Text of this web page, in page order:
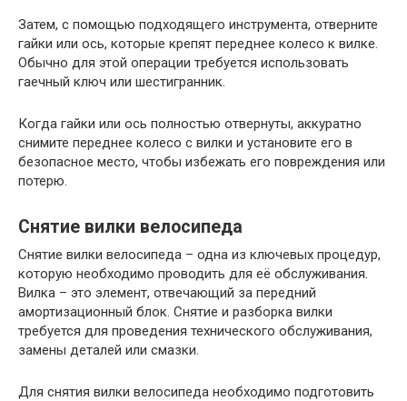
Затем, с помощью подходящего инструмента, отверните
гайки или ось, которые крепят переднее колесо к вилке.
Обычно для этой операции требуется использовать
гаечный ключ или шестигранник.
Когда гайки или ось полностью отвернуты, аккуратно
снимите переднее колесо с вилки и установите его в
безопасное место, чтобы избежать его повреждения или
потерю.
Снятие вилки велосипеда
Снятие вилки велосипеда – одна из ключевых процедур,
которую необходимо проводить для её обслуживания.
Вилка – это элемент, отвечающий за передний
амортизационный блок. Снятие и разборка вилки
требуется для проведения технического обслуживания,
замены деталей или смазки.
Для снятия вилки велосипеда необходимо подготовить